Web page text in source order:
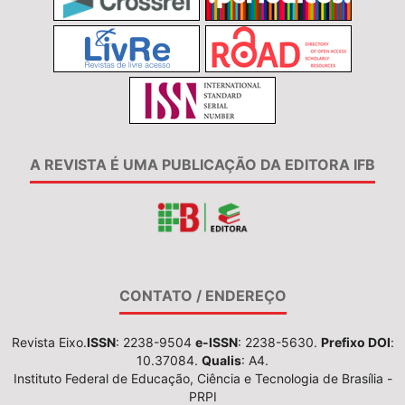
A REVISTA É UMA PUBLICAÇÃO DA EDITORA IFB
CONTATO / ENDEREÇO
Revista Eixo.ISSN: 2238-9504 e-ISSN: 2238-5630. Prefixo DOI:
10.37084. Qualis: A4.
Instituto Federal de Educação, Ciência e Tecnologia de Brasília -
PRPI